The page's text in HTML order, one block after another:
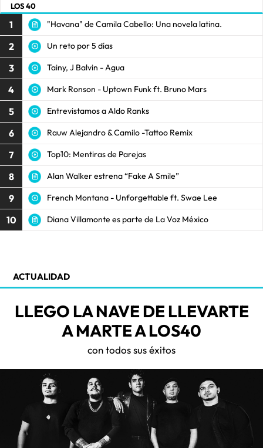
LOS 40
1 "Havana" de Camila Cabello: Una novela latina.
2 Un reto por 5 días
3 Tainy, J Balvin - Agua
4 Mark Ronson - Uptown Funk ft. Bruno Mars
5 Entrevistamos a Aldo Ranks
6 Rauw Alejandro & Camilo -Tattoo Remix
7 Top10: Mentiras de Parejas
8 Alan Walker estrena “Fake A Smile”
9 French Montana - Unforgettable ft. Swae Lee
10 Diana Villamonte es parte de La Voz México
ACTUALIDAD
LLEGO LA NAVE DE LLEVARTE
A MARTE A LOS40
con todos sus éxitos